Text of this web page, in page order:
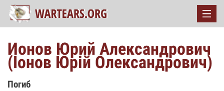
Ионов Юрий Александрович
(Іонов Юрій Олександрович)
Погиб